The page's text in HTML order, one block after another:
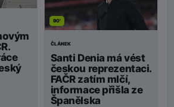
90'
ČLÁNEK
Santi Denia má vést
českou reprezentaci.
FAČR zatím mlčí,
informace přišla ze
Španělska